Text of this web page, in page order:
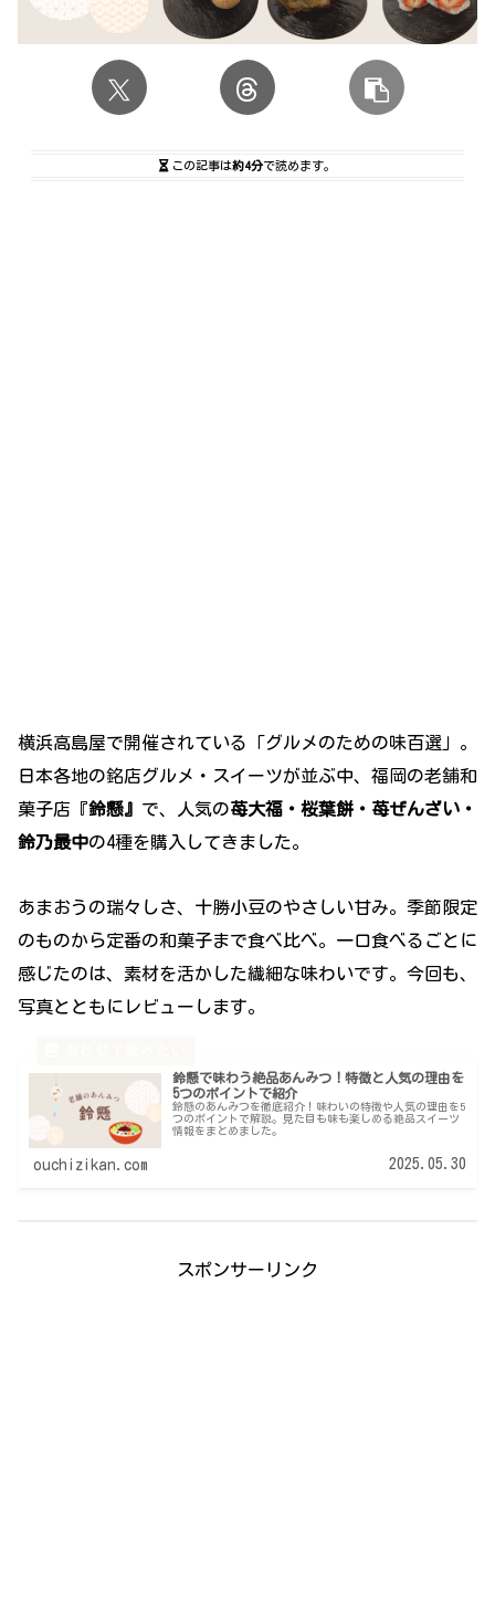
この記事は約4分で読めます。
横浜高島屋で開催されている「グルメのための味百選」。
日本各地の銘店グルメ・スイーツが並ぶ中、福岡の老舗和
菓子店『鈴懸』 で、人気の苺大福・桜葉餅・苺ぜんざい・
鈴乃最中の4種を購入してきました。
あまおうの瑞々しさ、十勝小豆のやさしい甘み。季節限定
のものから定番の和菓子まで食べ比べ。一口食べるごとに
感じたのは、素材を活かした繊細な味わいです。今回も、
写真とともにレビューします。
鈴懸で味わう絶品あんみつ！特徴と人気の理由を
5つのポイントで紹介
鈴懸のあんみつを徹底紹介！味わいの特徴や人気の理由を5
つのポイントで解説。見た目も味も楽しめる絶品スイーツ
情報をまとめました。
ouchizikan.com 2025.05.30
スポンサーリンク